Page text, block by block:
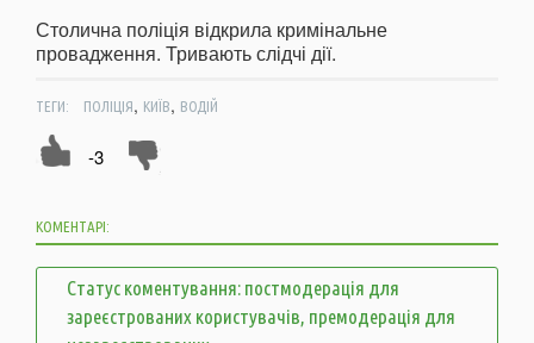
Столична поліція відкрила кримінальне
провадження. Тривають слідчі дії.
ТЕГИ: ПОЛІЦІЯ, КИЇВ, ВОДІЙ
-3
КОМЕНТАРІ:
Статус коментування: постмодерація для
зареєстрованих користувачів, премодерація для